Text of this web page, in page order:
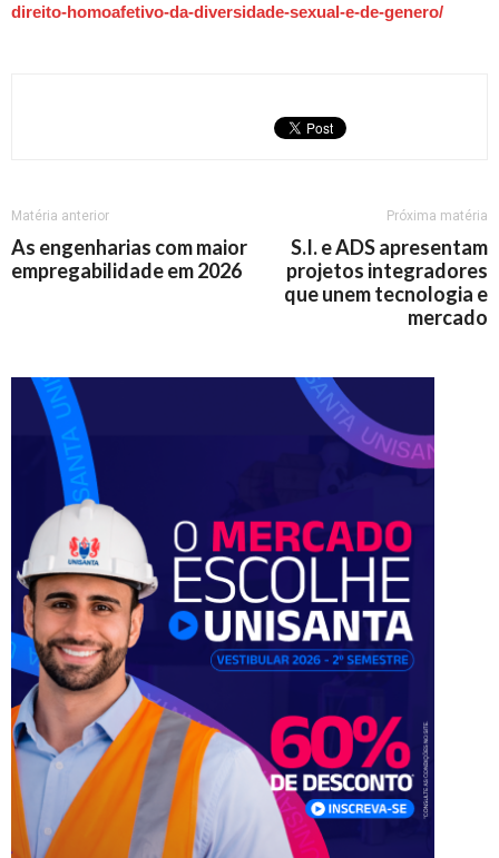
direito-homoafetivo-da-diversidade-sexual-e-de-genero/
Matéria anterior
As engenharias com maior
empregabilidade em 2026
Próxima matéria
S.I. e ADS apresentam
projetos integradores
que unem tecnologia e
mercado